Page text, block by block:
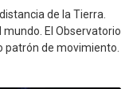
de la Tierra.
El Observatorio
patrón de movimiento.